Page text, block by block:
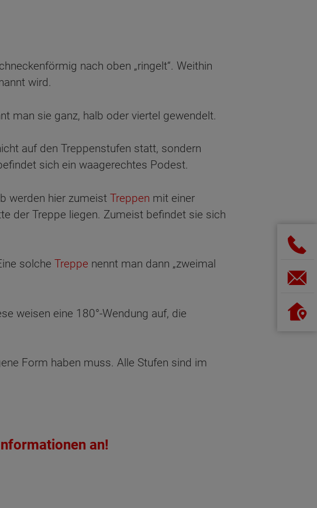
nach oben „ringelt“. Weithin
wird.
man sie ganz, halb oder viertel gewendelt.
auf den Treppenstufen statt, sondern
sich ein waagerechtes Podest.
werden hier zumeist Treppen mit einer
der Treppe liegen. Zumeist befindet sie sich
solche Treppe nennt man dann „zweimal
weisen eine 180°-Wendung auf, die
Form haben muss. Alle Stufen sind im
an!